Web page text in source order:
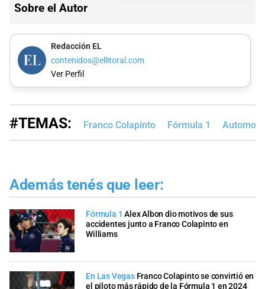
Sobre el Autor
Redacción EL
contenidos@ellitoral.com
Ver Perfil
#TEMAS: Franco Colapinto Fórmula 1
Además tenés que leer:
Fórmula 1Alex Albon dio motivos de sus
accidentes junto a Franco Colapinto en
Williams
En Las Vegas Franco Colapinto se convirtió en
el piloto más rápido de la Fórmula 1 en 2024